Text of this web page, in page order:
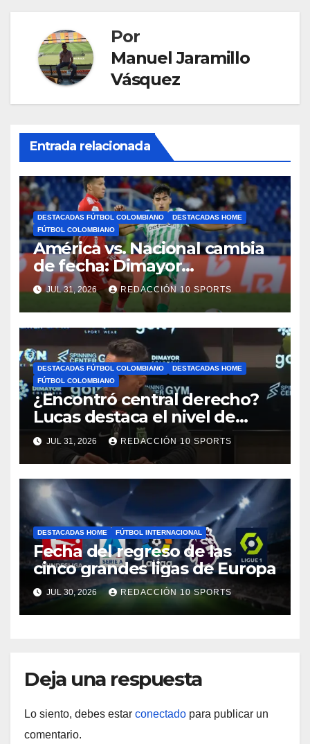
Por
Manuel Jaramillo
Vásquez
Entrada relacionada
DESTACADAS FÚTBOL COLOMBIANO
DESTACADAS HOME
FÚTBOL COLOMBIANO
América vs. Nacional cambia
de fecha: Dimayor
reprogramó el clásico por
motivos de seguridad
JUL 31, 2026 REDACCIÓN 10 SPORTS
DESTACADAS FÚTBOL COLOMBIANO
DESTACADAS HOME
FÚTBOL COLOMBIANO
¿Encontró central derecho?
Lucas destaca el nivel de
Néider Parra
JUL 31, 2026 REDACCIÓN 10 SPORTS
DESTACADAS HOME FÚTBOL INTERNACIONAL
Fecha del regreso de las
cinco grandes ligas de Europa
JUL 30, 2026 REDACCIÓN 10 SPORTS
Deja una respuesta
Lo siento, debes estar conectado para publicar un
comentario.